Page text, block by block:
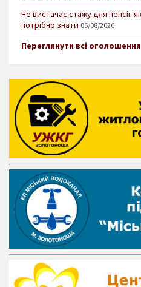
Не вистачає стажу для пенсії:
потрібно знати 05/08/2026
Переглянути всі оголошення